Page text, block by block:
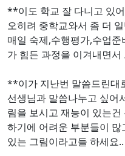
**이도 학교 잘 다니고 있
오히려 중학교와서 좀 더
매일 숙제,수행평가,수업
가 힘든 과정을 이겨내면
**이가 지난번 말씀드린대
선생님과 말씀나누고 싶어
림을 보시고 재능이 있는
하기에 어려운 부분들이
있는 그림이라고들 하세요..